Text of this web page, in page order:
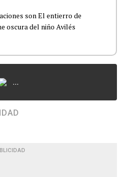
son El entierro de
oscura del niño Avilés
...